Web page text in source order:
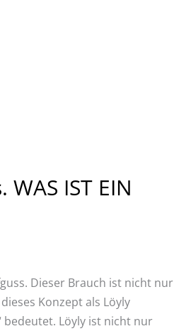
IST EIN
Dieser Brauch ist nicht nur
Konzept als Löyly
bedeutet. Löyly ist nicht nur